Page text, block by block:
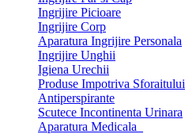
Ingrijire Picioare
Ingrijire Corp
Aparatura Ingrijire Personala
Ingrijire Unghii
Igiena Urechii
Produse Impotriva Sforaitului
Antiperspirante
Scutece Incontinenta Urinara
Aparatura Medicala